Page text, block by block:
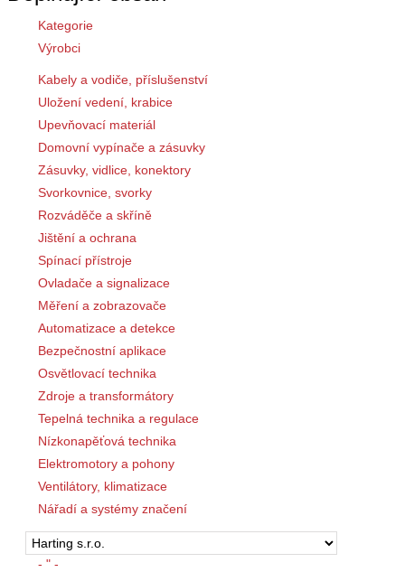
Kategorie
Výrobci
Kabely a vodiče, příslušenství
Uložení vedení, krabice
Upevňovací materiál
Domovní vypínače a zásuvky
Zásuvky, vidlice, konektory
Svorkovnice, svorky
Rozváděče a skříně
Jištění a ochrana
Spínací přístroje
Ovladače a signalizace
Měření a zobrazovače
Automatizace a detekce
Bezpečnostní aplikace
Osvětlovací technika
Zdroje a transformátory
Tepelná technika a regulace
Nízkonapěťová technika
Elektromotory a pohony
Ventilátory, klimatizace
Nářadí a systémy značení
- " -